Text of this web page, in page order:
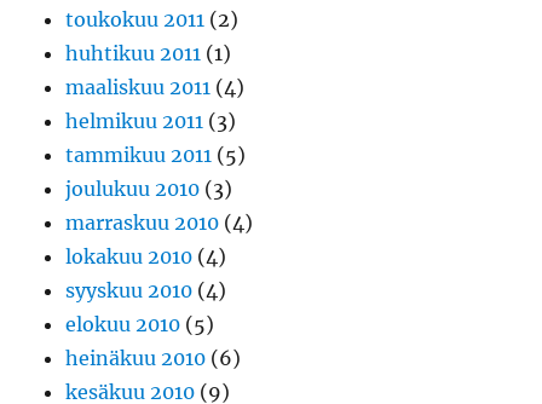
toukokuu 2011 (2)
huhtikuu 2011 (1)
maaliskuu 2011 (4)
helmikuu 2011 (3)
tammikuu 2011 (5)
joulukuu 2010 (3)
marraskuu 2010 (4)
lokakuu 2010 (4)
syyskuu 2010 (4)
elokuu 2010 (5)
heinäkuu 2010 (6)
kesäkuu 2010 (9)